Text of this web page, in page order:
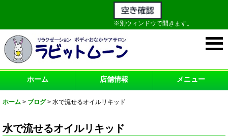
※別ウィンドウで開きます。
ホーム 店舗情報 メニュー
ホーム > ブログ > 水で流せるオイルリキッド
水で流せるオイルリキッド